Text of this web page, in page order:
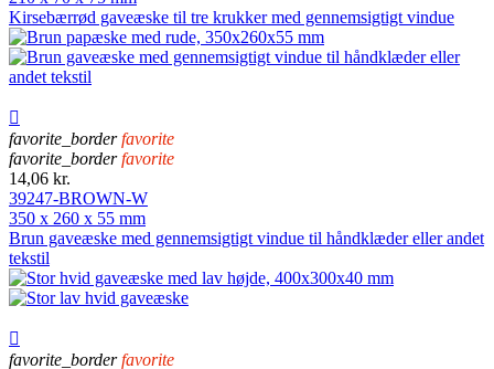
Kirsebærrød gaveæske til tre krukker med gennemsigtigt vindue

favorite_border favorite
favorite_border favorite
14,06 kr.
39247-BROWN-W
350 x 260 x 55 mm
Brun gaveæske med gennemsigtigt vindue til håndklæder eller andet
tekstil

favorite_border favorite